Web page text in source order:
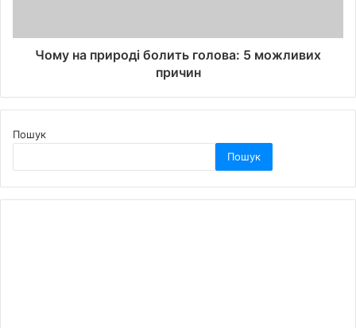
Чому на природі болить голова: 5 можливих
причин
Пошук
Пошук